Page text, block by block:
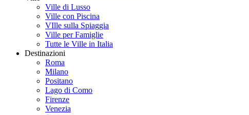
Ville di Lusso
Ville con Piscina
VIlle sulla Spiaggia
Ville per Famiglie
Tutte le Ville in Italia
Destinazioni
Roma
Milano
Positano
Lago di Como
Firenze
Venezia